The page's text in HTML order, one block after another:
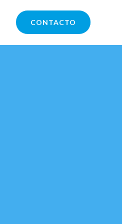
CONTACTO